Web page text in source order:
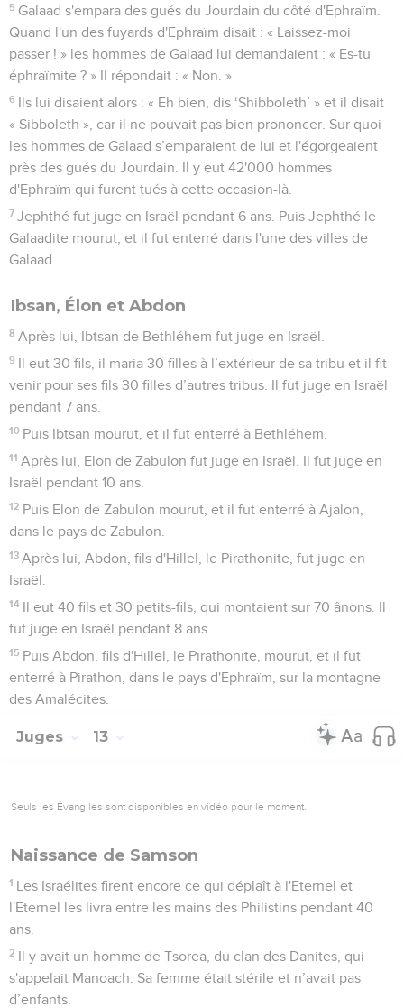
5 Galaad s'empara des gués du Jourdain du côté d'Ephraïm.
Quand l'un des fuyards d'Ephraïm disait : « Laissez-moi
passer ! » les hommes de Galaad lui demandaient : « Es-tu
éphraïmite ? » Il répondait : « Non. »
6 Ils lui disaient alors : « Eh bien, dis ‘Shibboleth’ » et il disait
« Sibboleth », car il ne pouvait pas bien prononcer. Sur quoi
les hommes de Galaad s’emparaient de lui et l'égorgeaient
près des gués du Jourdain. Il y eut 42'000 hommes
d'Ephraïm qui furent tués à cette occasion-là.
7 Jephthé fut juge en Israël pendant 6 ans. Puis Jephthé le
Galaadite mourut, et il fut enterré dans l'une des villes de
Galaad.
Ibsan, Élon et Abdon
8 Après lui, Ibtsan de Bethléhem fut juge en Israël.
9 Il eut 30 fils, il maria 30 filles à l’extérieur de sa tribu et il fit
venir pour ses fils 30 filles d’autres tribus. Il fut juge en Israël
pendant 7 ans.
10 Puis Ibtsan mourut, et il fut enterré à Bethléhem.
11 Après lui, Elon de Zabulon fut juge en Israël. Il fut juge en
Israël pendant 10 ans.
12 Puis Elon de Zabulon mourut, et il fut enterré à Ajalon,
dans le pays de Zabulon.
13 Après lui, Abdon, fils d'Hillel, le Pirathonite, fut juge en
Israël.
14 Il eut 40 fils et 30 petits-fils, qui montaient sur 70 ânons. Il
fut juge en Israël pendant 8 ans.
15 Puis Abdon, fils d'Hillel, le Pirathonite, mourut, et il fut
enterré à Pirathon, dans le pays d'Ephraïm, sur la montagne
des Amalécites.
Juges 13
Seuls les Évangiles sont disponibles en vidéo pour le moment.
Naissance de Samson
1 Les Israélites firent encore ce qui déplaît à l'Eternel et
l'Eternel les livra entre les mains des Philistins pendant 40
ans.
2 Il y avait un homme de Tsorea, du clan des Danites, qui
s'appelait Manoach. Sa femme était stérile et n’avait pas
d’enfants.